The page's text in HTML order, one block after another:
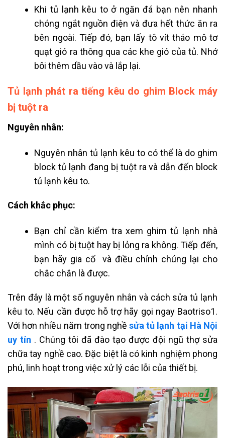
Khi tủ lạnh kêu to ở ngăn đá bạn nên nhanh
chóng ngắt nguồn điện và đưa hết thức ăn ra
bên ngoài. Tiếp đó, bạn lấy tô vít tháo mô tơ
quạt gió ra thông qua các khe gió của tủ. Nhớ
bôi thêm dầu vào và lắp lại.
Tủ lạnh phát ra tiếng kêu do ghim Block máy
bị tuột ra
Nguyên nhân:
Nguyên nhân tủ lạnh kêu to có thể là do ghim
block tủ lạnh đang bị tuột ra và dẫn đến block
tủ lạnh kêu to.
Cách khắc phục:
Bạn chỉ cần kiểm tra xem ghim tủ lạnh nhà
mình có bị tuột hay bị lỏng ra không. Tiếp đến,
bạn hãy gia cố và điều chỉnh chúng lại cho
chắc chắn là được.
Trên đây là một số nguyên nhân và cách sửa tủ lạnh
kêu to. Nếu cần được hỗ trợ hãy gọi ngay Baotriso1.
Với hơn nhiều năm trong nghềsửa tủ lạnh tại Hà Nội
uy tín . Chúng tôi đã đào tạo được đội ngũ thợ sửa
chữa tay nghề cao. Đặc biệt là có kinh nghiệm phong
phú, linh hoạt trong việc xử lý các lỗi của thiết bị.